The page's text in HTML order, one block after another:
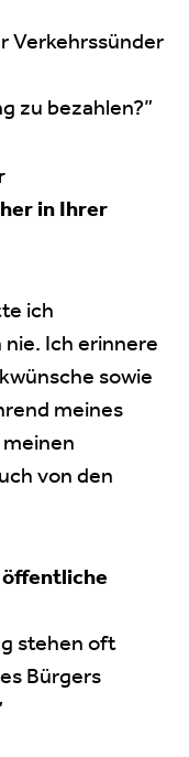
Verkehrssünder
zu bezahlen?”
in Ihrer
ich
Ich erinnere
sowie
meines
von den
stehen oft
Bürgers